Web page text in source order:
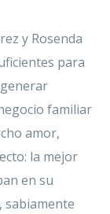
y Rosenda
para
familiar
amor,
la mejor
en su
sabiamente